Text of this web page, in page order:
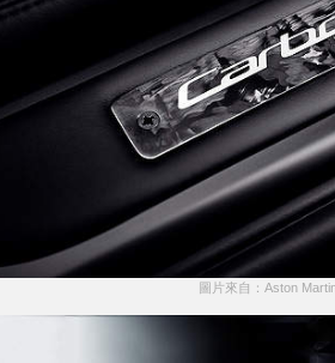
圖片來自：Aston